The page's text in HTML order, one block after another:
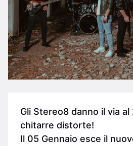
Gli Stereo8 danno il via
chitarre distorte!
Il 05 Gennaio esce il